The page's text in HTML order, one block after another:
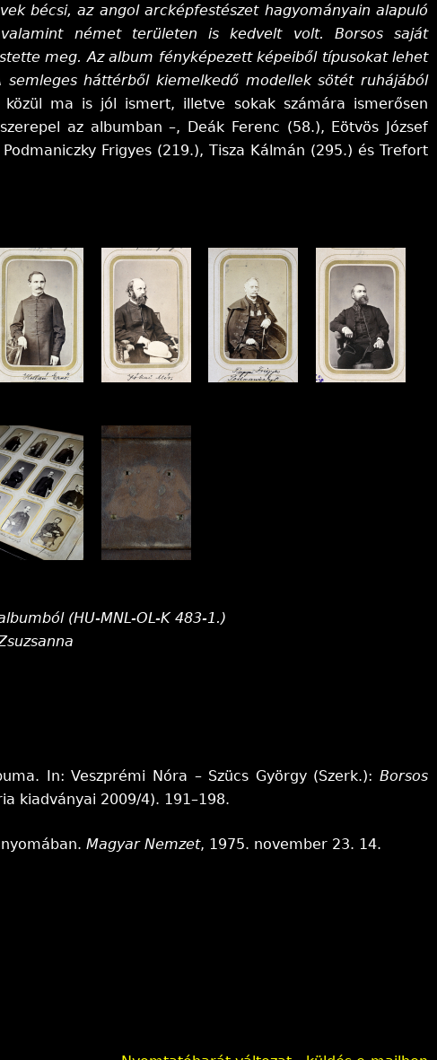
bécsi, az angol arcképfestészet hagyományain alapuló
német területen is kedvelt volt. Borsos saját
meg. Az album fényképezett képeiből típusokat lehet
háttérből kiemelkedő modellek sötét ruhájából
ma is jól ismert, illetve sokak számára ismerősen
az albumban –, Deák Ferenc (58.), Eötvös József
Frigyes (219.), Tisza Kálmán (295.) és Trefort
(HU-MNL-OL-K 483-1.)
In: Veszprémi Nóra – Szücs György (Szerk.): Borsos
kiadványai 2009/4). 191–198.
Magyar Nemzet, 1975. november 23. 14.